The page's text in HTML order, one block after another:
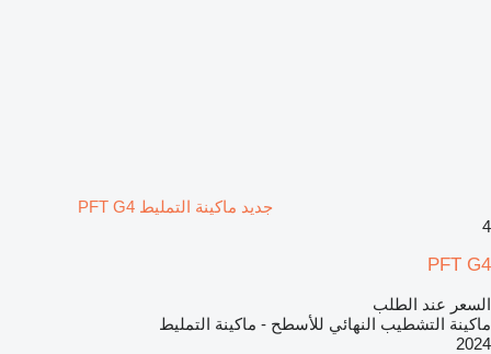
جديد ماكينة التمليط PFT G4
4
PFT G4
السعر عند الطلب
ماكينة التشطيب النهائي للأسطح - ماكينة التمليط
2024